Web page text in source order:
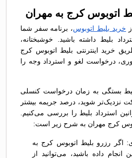
اتوبوس کرج به مهران
خرید بلیط اتوبوس، برنامه سفر شما
بلیط داشته باشید. خوشبختانه،
خرید اینترنتی بلیط اتوبوس کرج
درخواست لغو و استرداد وجه را
بستگی به زمان درخواست کنسلی
نزدیک‌تر شوید، درصد جریمه بیشتر
استرداد بلیط را بررسی می‌کنیم.
کرج مهران به شرح زیر است:
اگر رزرو بلیط اتوبوس کرج به
انجام داده باشید، می‌توانید از